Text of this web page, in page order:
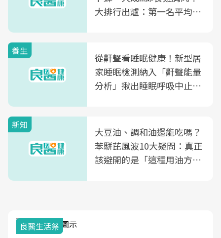
大排行出爐：第一名平均一
養生
從鼾聲看睡眠健康！新型居
家睡眠檢測納入「鼾聲能量
分析」揪出睡眠呼吸中止症
新知
大豆油、調和油還能吃嗎？
苯駢芘風波10大疑問：真正
該避開的是「這種用油方
良醫生活祭